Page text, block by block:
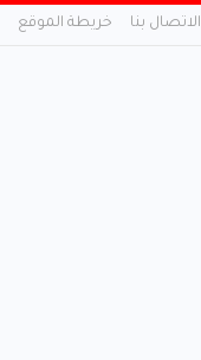
الاتصال بنا خريطة الموقع